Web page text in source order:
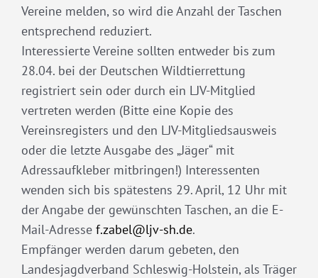
Vereine melden, so wird die Anzahl der Taschen
entsprechend reduziert.
Interessierte Vereine sollten entweder bis zum
28.04. bei der Deutschen Wildtierrettung
registriert sein oder durch ein LJV-Mitglied
vertreten werden (Bitte eine Kopie des
Vereinsregisters und den LJV-Mitgliedsausweis
oder die letzte Ausgabe des „Jäger“ mit
Adressaufkleber mitbringen!) Interessenten
wenden sich bis spätestens 29. April, 12 Uhr mit
der Angabe der gewünschten Taschen, an die E-
Mail-Adresse f.zabel@ljv-sh.de.
Empfänger werden darum gebeten, den
Landesjagdverband Schleswig-Holstein, als Träger